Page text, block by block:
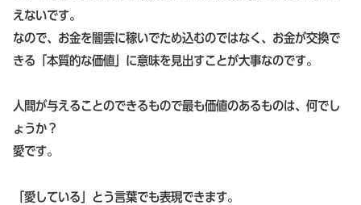
えないです。
なので、お金を闇雲に稼いでため込むのではなく、お金が交換で
きる「本質的な価値」に意味を見出すことが大事なのです。
人間が与えることのできるもので最も価値のあるものは、何でし
ょうか？
愛です。
「愛している」とう言葉でも表現できます。